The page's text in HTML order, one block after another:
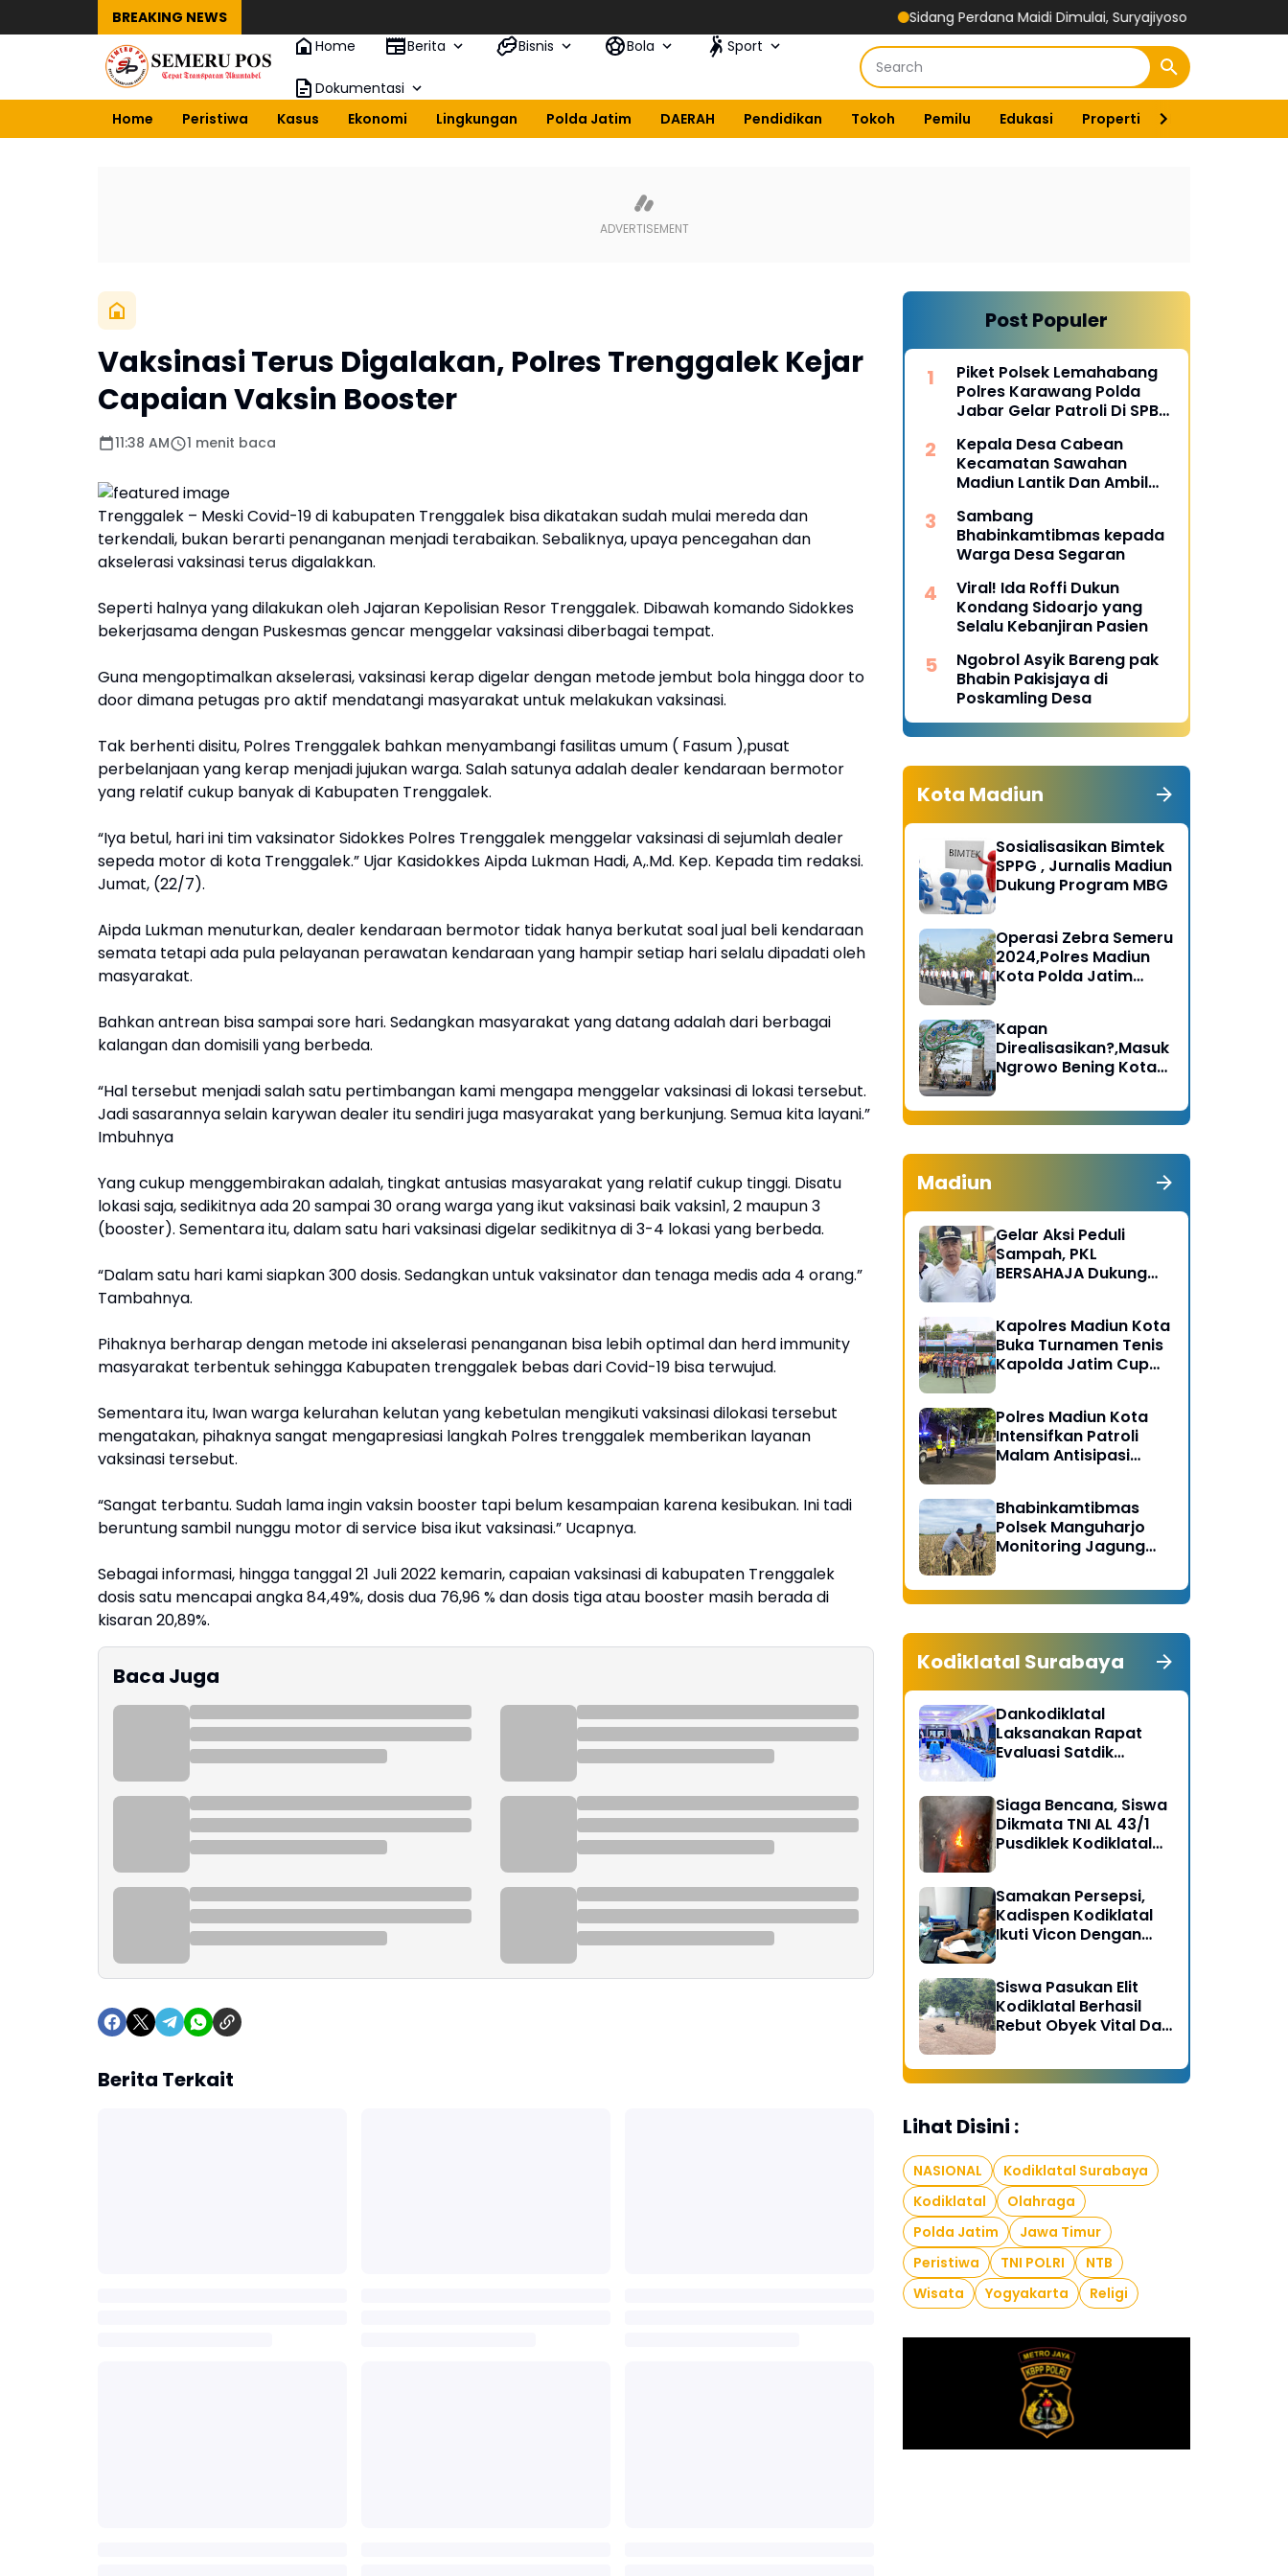
BREAKING NEWS
Sidang Perdana Maidi Dimulai, Suryajiyoso Ingatkan Publik Hormati
Home
Berita Bisnis Bola Sport
Dokumentasi
Home
Peristiwa Kasus Ekonomi Lingkungan Polda Jatim DAERAH Pendidikan Tokoh Pemilu Edukasi Properti
Vaksinasi Terus Digalakan, Polres Trenggalek Kejar
Capaian Vaksin Booster
11:38 AM 1 menit baca
Trenggalek – Meski Covid-19 di kabupaten Trenggalek bisa dikatakan sudah mulai mereda dan
terkendali, bukan berarti penanganan menjadi terabaikan. Sebaliknya, upaya pencegahan dan
akselerasi vaksinasi terus digalakkan.
Seperti halnya yang dilakukan oleh Jajaran Kepolisian Resor Trenggalek. Dibawah komando Sidokkes
bekerjasama dengan Puskesmas gencar menggelar vaksinasi diberbagai tempat.
Guna mengoptimalkan akselerasi, vaksinasi kerap digelar dengan metode jembut bola hingga door to
door dimana petugas pro aktif mendatangi masyarakat untuk melakukan vaksinasi.
Tak berhenti disitu, Polres Trenggalek bahkan menyambangi fasilitas umum ( Fasum ),pusat
perbelanjaan yang kerap menjadi jujukan warga. Salah satunya adalah dealer kendaraan bermotor
yang relatif cukup banyak di Kabupaten Trenggalek.
“Iya betul, hari ini tim vaksinator Sidokkes Polres Trenggalek menggelar vaksinasi di sejumlah dealer
sepeda motor di kota Trenggalek.” Ujar Kasidokkes Aipda Lukman Hadi, A,.Md. Kep. Kepada tim redaksi.
Jumat, (22/7).
Aipda Lukman menuturkan, dealer kendaraan bermotor tidak hanya berkutat soal jual beli kendaraan
semata tetapi ada pula pelayanan perawatan kendaraan yang hampir setiap hari selalu dipadati oleh
masyarakat.
Bahkan antrean bisa sampai sore hari. Sedangkan masyarakat yang datang adalah dari berbagai
kalangan dan domisili yang berbeda.
“Hal tersebut menjadi salah satu pertimbangan kami mengapa menggelar vaksinasi di lokasi tersebut.
Jadi sasarannya selain karywan dealer itu sendiri juga masyarakat yang berkunjung. Semua kita layani.”
Imbuhnya
Yang cukup menggembirakan adalah, tingkat antusias masyarakat yang relatif cukup tinggi. Disatu
lokasi saja, sedikitnya ada 20 sampai 30 orang warga yang ikut vaksinasi baik vaksin1, 2 maupun 3
(booster). Sementara itu, dalam satu hari vaksinasi digelar sedikitnya di 3-4 lokasi yang berbeda.
“Dalam satu hari kami siapkan 300 dosis. Sedangkan untuk vaksinator dan tenaga medis ada 4 orang.”
Tambahnya.
Pihaknya berharap dengan metode ini akselerasi penanganan bisa lebih optimal dan herd immunity
masyarakat terbentuk sehingga Kabupaten trenggalek bebas dari Covid-19 bisa terwujud.
Sementara itu, Iwan warga kelurahan kelutan yang kebetulan mengikuti vaksinasi dilokasi tersebut
mengatakan, pihaknya sangat mengapresiasi langkah Polres trenggalek memberikan layanan
vaksinasi tersebut.
“Sangat terbantu. Sudah lama ingin vaksin booster tapi belum kesampaian karena kesibukan. Ini tadi
beruntung sambil nunggu motor di service bisa ikut vaksinasi.” Ucapnya.
Sebagai informasi, hingga tanggal 21 Juli 2022 kemarin, capaian vaksinasi di kabupaten Trenggalek
dosis satu mencapai angka 84,49%, dosis dua 76,96 % dan dosis tiga atau booster masih berada di
kisaran 20,89%.
Baca Juga
Berita Terkait
Post Populer
Piket Polsek Lemahabang
Polres Karawang Polda
Jabar Gelar Patroli Di SPBU
Kepala Desa Cabean
Kecamatan Sawahan
Madiun Lantik Dan Ambil
Sambang
Bhabinkamtibmas kepada
Warga Desa Segaran
Viral! Ida Roffi Dukun
Kondang Sidoarjo yang
Selalu Kebanjiran Pasien
Ngobrol Asyik Bareng pak
Bhabin Pakisjaya di
Poskamling Desa
Kota Madiun
Sosialisasikan Bimtek
SPPG , Jurnalis Madiun
Dukung Program MBG
Operasi Zebra Semeru
2024,Polres Madiun
Kota Polda Jatim
Kapan
Direalisasikan?,Masuk
Ngrowo Bening Kota
Dikenakan Tarif
Madiun
Gelar Aksi Peduli
Sampah, PKL
BERSAHAJA Dukung
Madiun
Kapolres Madiun Kota
Buka Turnamen Tenis
Kapolda Jatim Cup
Polres Madiun Kota
Intensifkan Patroli
Malam Antisipasi
Bhabinkamtibmas
Polsek Manguharjo
Monitoring Jagung
Dukung Swasembada
Pangan 2026
Kodiklatal Surabaya
Dankodiklatal
Laksanakan Rapat
Evaluasi Satdik
Siaga Bencana, Siswa
Dikmata TNI AL 43/1
Pusdiklek Kodiklatal
Kobocoran
Samakan Persepsi,
Kadispen Kodiklatal
Ikuti Vicon Dengan
Siswa Pasukan Elit
Kodiklatal Berhasil
Rebut Obyek Vital Dari
Lihat Disini :
NASIONAL
Kodiklatal Surabaya
Kodiklatal
Olahraga
Polda Jatim
Jawa Timur
Peristiwa
TNI POLRI
NTB
Wisata
Yogyakarta Religi